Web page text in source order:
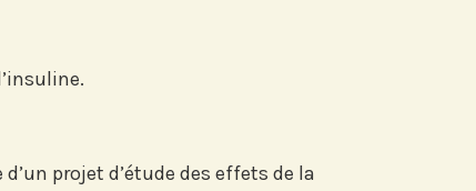
projet d’étude des effets de la